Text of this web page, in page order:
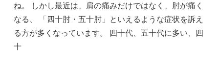
ね。 しかし最近は、肩の痛みだけではなく、肘が痛く
なる、 「四十肘・五十肘」といえるような症状を訴え
る方が多くなっています。 四十代、五十代に多い、四
十